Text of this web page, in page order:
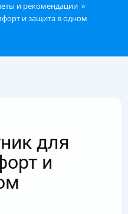
и рекомендации
и защита в одном
для
и